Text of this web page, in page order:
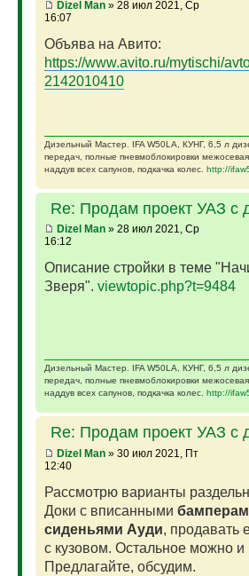
Dizel Man» 28 июл 2021, Ср
16:07
Объява на Авито:
https://www.avito.ru/mytischi/
2142010410
Дизельный Мастер. IFA W50LA, КУНГ, 6,5 л
передач, полные пневмоблокировки
наддув всех сапунов, подкачка колес. http://
Re: Продам проект УАЗ с
Dizel Man» 28 июл 2021, Ср
16:12
Описание стройки в теме
Зверя". viewtopic.php?t=9484
Дизельный Мастер. IFA W50LA, КУНГ, 6,5 л
передач, полные пневмоблокировки
наддув всех сапунов, подкачка колес. http://
Re: Продам проект УАЗ с
Dizel Man» 30 июл 2021, Пт
12:40
Рассмотрю варианты
Доки с вписанными
сиденьями Ауди, продавать
с кузовом. Остальное можно и
Предлагайте, обсудим.